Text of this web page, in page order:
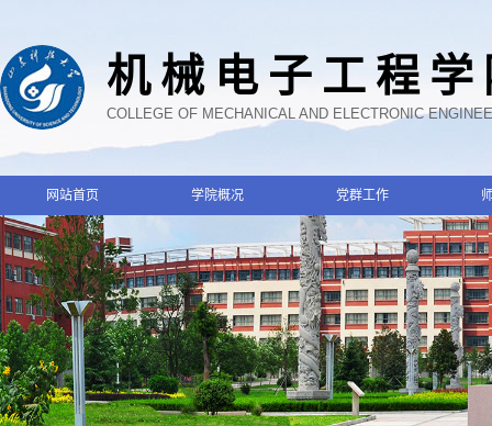
机械电子工程
COLLEGE OF MECHANICAL AND ELECTRONIC
网站首页 学院概况 党群工作